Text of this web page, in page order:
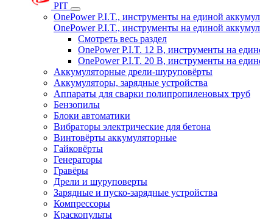
PIT
OnePower P.I.T., инструменты на единой
OnePower P.I.T., инструменты на единой
Смотреть весь раздел
OnePower P.I.T. 12 В, инструменты на
OnePower P.I.T. 20 В, инструменты на
Аккумуляторные дрели-шуруповёрты
Аккумуляторы, зарядные устройства
Аппараты для сварки полипропиленовых труб
Бензопилы
Блоки автоматики
Вибраторы электрические для бетона
Винтовёрты аккумуляторные
Гайковёрты
Генераторы
Гравёры
Дрели и шуруповерты
Зарядные и пуско-зарядные устройства
Компрессоры
Краскопульты